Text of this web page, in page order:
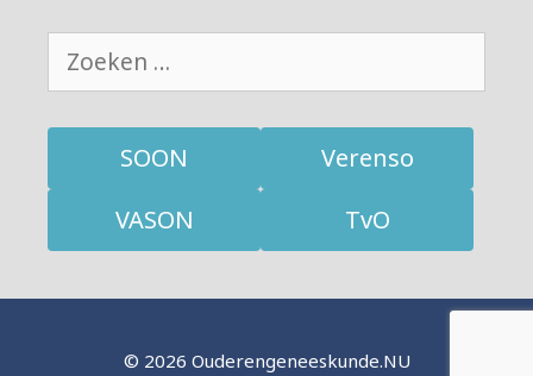
Zoek
naar:
SOON
Verenso
VASON
TvO
© 2026 Ouderengeneeskunde.NU